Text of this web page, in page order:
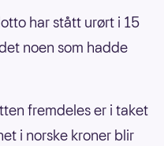
har stått urørt i 15
noen som hadde
fremdeles er i taket
i norske kroner blir